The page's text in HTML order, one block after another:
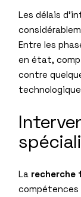
Les délais
Entre les
en état,
contre
La recherche